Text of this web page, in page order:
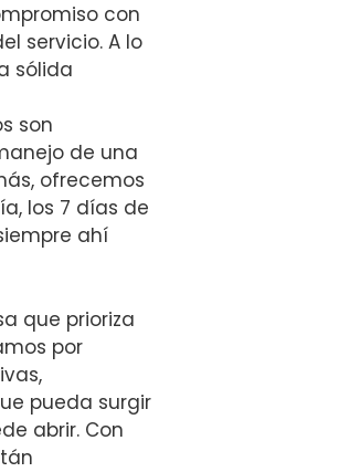
con
servicio. A lo
sólida
son
de una
ofrecemos
los 7 días de
ahí
que prioriza
por
pueda surgir
abrir. Con